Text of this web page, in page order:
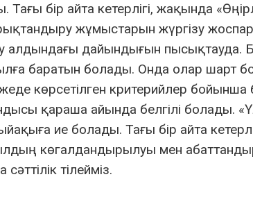
бір айта кетерлігі, жақында
жұмыстарын жүргізу
алдындағы дайындығын пысықтауда.
баратын болады. Онда олар шарт
көрсетілген критерийлер бойынша
қараша айында белгілі болады.
ие болады. Тағы бір айта
көгалдандырылуы мен
тілейміз.